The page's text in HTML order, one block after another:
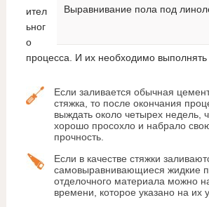
Выравнивание пола под
ител
ьног
о
процесса. И их необходимо выполнять
Если заливается обычная
стяжка, то после окончания
выждать около четырех недель,
хорошо просохло и набрало
прочность.
Если в качестве стяжки
самовыравнивающиеся жидкие
отделочного материала можно
времени, которое указано на их